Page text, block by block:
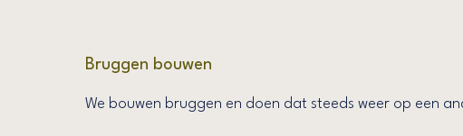
Bruggen bouwen
We bouwen bruggen en doen dat steeds weer op een